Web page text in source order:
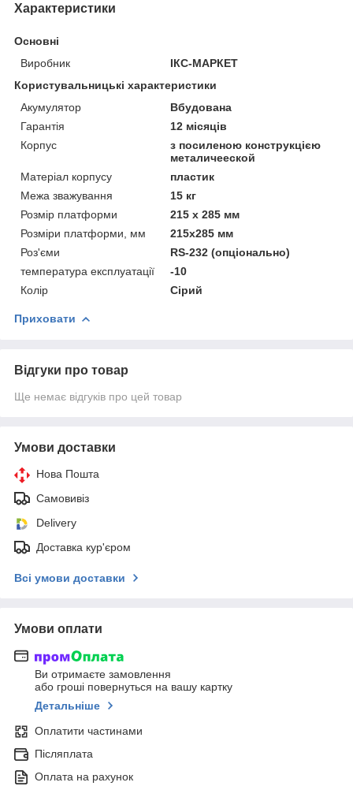
Характеристики
Основні
Виробник
ІКС-МАРКЕТ
Користувальницькі характеристики
Акумулятор
Вбудована
Гарантія
12 місяців
Корпус
з посиленою конструкцією
металичееской
Матеріал корпусу
пластик
Межа зважування
15 кг
Розмір платформи
215 х 285 мм
Розміри платформи, мм
215х285 мм
Роз'єми
RS-232 (опціонально)
температура експлуатації
-10
Колір
Сірий
Приховати
Відгуки про товар
Ще немає відгуків про цей товар
Умови доставки
Нова Пошта
Самовивіз
Delivery
Доставка кур'єром
Всі умови доставки
Умови оплати
Ви отримаєте замовлення
або гроші повернуться на вашу картку
Детальніше
Оплатити частинами
Післяплата
Оплата на рахунок